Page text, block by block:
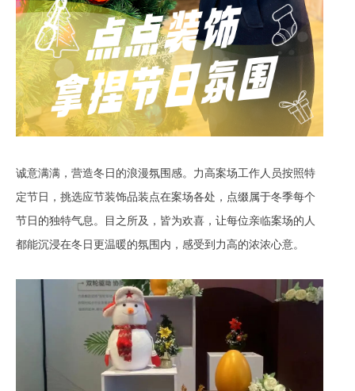
诚意满满，营造冬日的浪漫氛围感。力高案场工作人员按照特
定节日，挑选应节装饰品装点在案场各处，点缀属于冬季每个
节日的独特气息。目之所及，皆为欢喜，让每位亲临案场的人
都能沉浸在冬日更温暖的氛围内，感受到力高的浓浓心意。